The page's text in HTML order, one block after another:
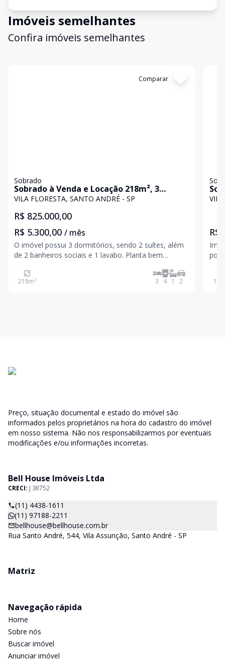
Imóveis semelhantes
Confira imóveis semelhantes
Comparar
Sobrado
Sobrado à Venda e Locação 218m², 3
quartos e 2 vagas - Vila Floresta, Santo
VILA FLORESTA, SANTO ANDRÉ - SP
R$ 825.000,00
R$ 5.300,00 / mês
O imóvel possui 3 dormitórios, sendo 2 suítes, além
de 2 banheiros sociais e 1 lavabo. Planta bem
Conta com móveis planejados na cozinha,
lavanderia, sala, dormitórios e garagem, agregando
218m² 3 4 1 2
R$
155
Preço, situação documental e estado do imóvel são
informados pelos proprietários na hora do cadastro do imóvel
em nosso sistema. Não nos responsabilizarmos por eventuais
modificações e/ou informações incorretas.
Bell House Imóveis Ltda
CRECI: J 38752
(11) 4438-1611
(11) 97188-2211
bellhouse@bellhouse.com.br
Rua Santo André, 544, Vila Assunção, Santo André - SP
Matriz
Navegação rápida
Home
Sobre nós
Buscar imóvel
Anunciar imóvel